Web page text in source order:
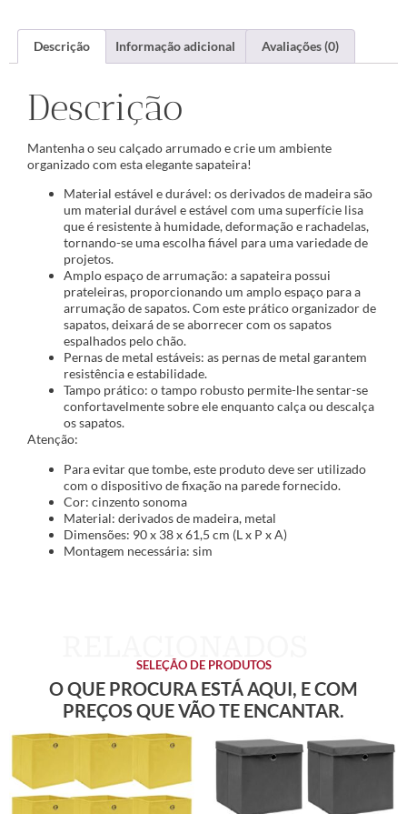
Descrição Informação adicional Avaliações (0)
Descrição
Mantenha o seu calçado arrumado e crie um ambiente
organizado com esta elegante sapateira!
Material estável e durável: os derivados de madeira são
um material durável e estável com uma superfície lisa
que é resistente à humidade, deformação e rachadelas,
tornando-se uma escolha fiável para uma variedade de
projetos.
Amplo espaço de arrumação: a sapateira possui
prateleiras, proporcionando um amplo espaço para a
arrumação de sapatos. Com este prático organizador de
sapatos, deixará de se aborrecer com os sapatos
espalhados pelo chão.
Pernas de metal estáveis: as pernas de metal garantem
resistência e estabilidade.
Tampo prático: o tampo robusto permite-lhe sentar-se
confortavelmente sobre ele enquanto calça ou descalça
os sapatos.
Atenção:
Para evitar que tombe, este produto deve ser utilizado
com o dispositivo de fixação na parede fornecido.
Cor: cinzento sonoma
Material: derivados de madeira, metal
Dimensões: 90 x 38 x 61,5 cm (L x P x A)
Montagem necessária: sim
SELEÇÃO DE PRODUTOS
O QUE PROCURA ESTÁ AQUI, E COM
PREÇOS QUE VÃO TE ENCANTAR.